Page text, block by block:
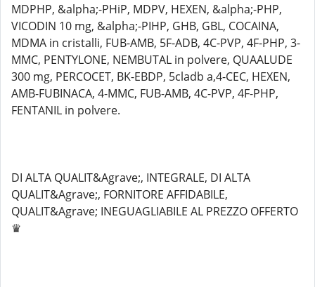
MDPHP, &alpha;-PHiP, MDPV, HEXEN, &alpha;-PHP,
VICODIN 10 mg, &alpha;-PIHP, GHB, GBL, COCAINA,
MDMA in cristalli, FUB-AMB, 5F-ADB, 4C-PVP, 4F-PHP, 3-
MMC, PENTYLONE, NEMBUTAL in polvere, QUAALUDE
300 mg, PERCOCET, BK-EBDP, 5cladb a,4-CEC, HEXEN,
AMB-FUBINACA, 4-MMC, FUB-AMB, 4C-PVP, 4F-PHP,
FENTANIL in polvere.
DI ALTA QUALIT&Agrave;, INTEGRALE, DI ALTA
QUALIT&Agrave;, FORNITORE AFFIDABILE,
QUALIT&Agrave; INEGUAGLIABILE AL PREZZO OFFERTO
♛